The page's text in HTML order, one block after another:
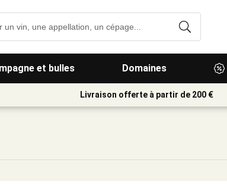
et bulles Domaines
Livraison offerte à partir de 200 €